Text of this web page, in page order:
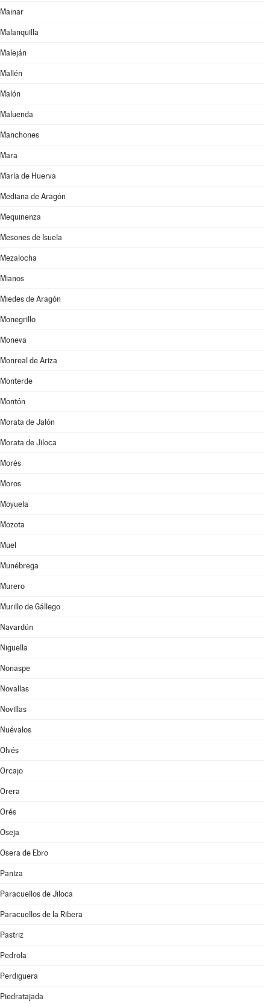
Mainar
Malanquilla
Maleján
Mallén
Malón
Maluenda
Manchones
Mara
María de Huerva
Mediana de Aragón
Mequinenza
Mesones de Isuela
Mezalocha
Mianos
Miedes de Aragón
Monegrillo
Moneva
Monreal de Ariza
Monterde
Montón
Morata de Jalón
Morata de Jiloca
Morés
Moros
Moyuela
Mozota
Muel
Munébrega
Murero
Murillo de Gállego
Navardún
Nigüella
Nonaspe
Novallas
Novillas
Nuévalos
Olvés
Orcajo
Orera
Orés
Oseja
Osera de Ebro
Paniza
Paracuellos de Jiloca
Paracuellos de la Ribera
Pastriz
Pedrola
Perdiguera
Piedratajada